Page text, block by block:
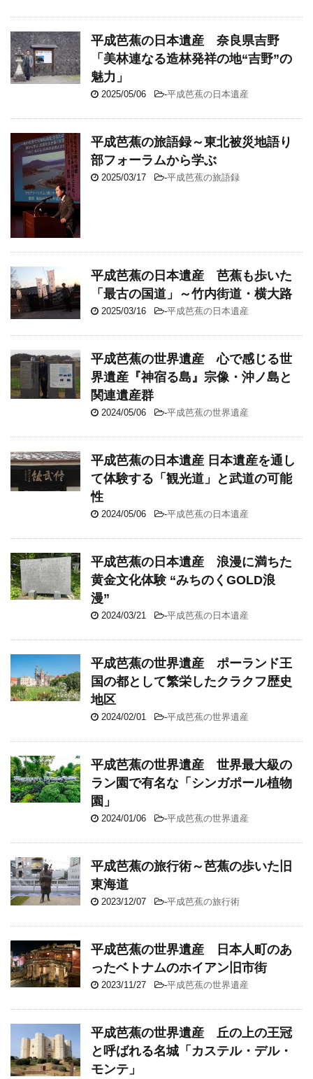
平成芭蕉の日本遺産 奈良県吉野
「美林連なる造林発祥の地“吉野”の
魅力」
2025/05/06 -平成芭蕉の日本遺産
平成芭蕉の旅語録～東北被災地語り
部フォーラムから学ぶ
2025/03/17 -平成芭蕉の旅語録
平成芭蕉の日本遺産 芭蕉も歩いた
「最古の国道」～竹内街道・横大路
2025/03/16 -平成芭蕉の日本遺産
平成芭蕉の世界遺産 心で感じる世
界遺産『神宿る島』宗像・沖ノ島と
関連遺産群
2024/05/06 -平成芭蕉の世界遺産
平成芭蕉の日本遺産 日本遺産を通し
て体験する「観光道」と武道の可能
性
2024/05/06 -平成芭蕉の日本遺産
平成芭蕉の日本遺産 浪漫に満ちた
黄金文化体験 “みちのくGOLD浪
漫”
2024/03/21 -平成芭蕉の日本遺産
平成芭蕉の世界遺産 ポーランド王
国の都として繁栄したクラクフ歴史
地区
2024/02/01 -平成芭蕉の世界遺産
平成芭蕉の世界遺産 世界最大級の
ラン園で有名な「シンガポール植物
園」
2024/01/06 -平成芭蕉の世界遺産
平成芭蕉の旅行術～芭蕉の歩いた旧
東海道
2023/12/07 -平成芭蕉の旅行術
平成芭蕉の世界遺産 日本人町のあ
ったベトナムのホイアン旧市街
2023/11/27 -平成芭蕉の世界遺産
平成芭蕉の世界遺産 丘の上の王冠
と呼ばれる名城「カステル・デル・
モンテ」